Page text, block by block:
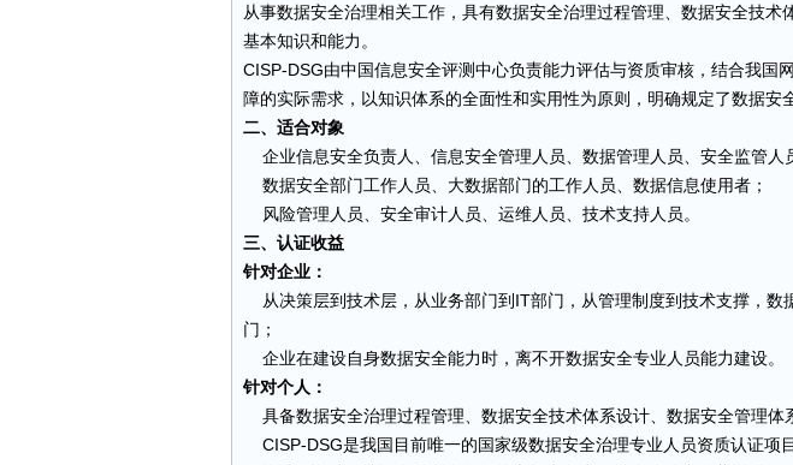
从事数据安全治理相关工作，具有数据安全治理过程管理、数据安全技术
基本知识和能力。
CISP-DSG由中国信息安全评测中心负责能力评估与资质审核，结合我国
障的实际需求，以知识体系的全面性和实用性为原则，明确规定了数据安
二、适合对象
企业信息安全负责人、信息安全管理人员、数据管理人员、安全监管人
数据安全部门工作人员、大数据部门的工作人员、数据信息使用者；
风险管理人员、安全审计人员、运维人员、技术支持人员。
三、认证收益
针对企业：
从决策层到技术层，从业务部门到IT部门，从管理制度到技术支撑，数
门；
企业在建设自身数据安全能力时，离不开数据安全专业人员能力建设。
针对个人：
具备数据安全治理过程管理、数据安全技术体系设计、数据安全管理体
CISP-DSG是我国目前唯一的国家级数据安全治理专业人员资质认证项